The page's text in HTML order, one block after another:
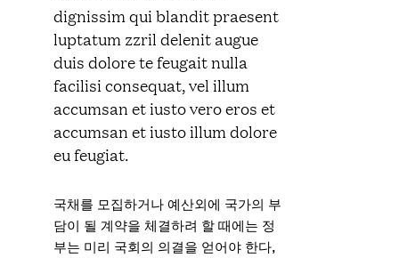
dignissim qui blandit praesent
luptatum zzril delenit augue
duis dolore te feugait nulla
facilisi consequat, vel illum
accumsan et iusto vero eros et
accumsan et iusto illum dolore
eu feugiat.
국채를 모집하거나 예산외에 국가의 부
담이 될 계약을 체결하려 할 때에는 정
부는 미리 국회의 의결을 얻어야 한다,